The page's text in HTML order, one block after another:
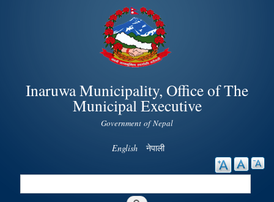
Skip to
main
content
Inaruwa Municipality, Office of The
Municipal Executive
Government of Nepal
English नेपाली
Search